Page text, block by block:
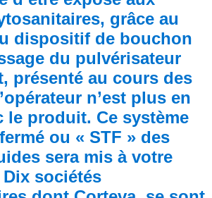
grâce au
dispositif de bouchon
du pulvérisateur
présenté au cours des
n’est plus en
le produit. Ce système
ou « STF » des
sera mis à votre
sociétés